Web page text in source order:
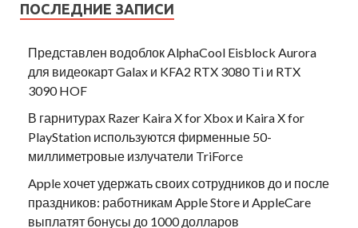
ПОСЛЕДНИЕ ЗАПИСИ
Представлен водоблок AlphaCool Eisblock Aurora
для видеокарт Galax и KFA2 RTX 3080 Ti и RTX
3090 HOF
В гарнитурах Razer Kaira X for Xbox и Kaira X for
PlayStation используются фирменные 50-
миллиметровые излучатели TriForce
Apple хочет удержать своих сотрудников до и после
праздников: работникам Apple Store и AppleCare
выплатят бонусы до 1000 долларов